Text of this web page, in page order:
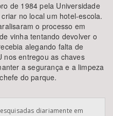
BUSCAR
de 1984 pela Universidade
no local um hotel-escola.
o processo em
vinha tentando devolver o
alegando falta de
nos entregou as chaves
a segurança e a limpeza
do parque.
diariamente em